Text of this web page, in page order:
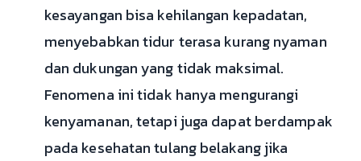
kesayangan bisa kehilangan kepadatan,
menyebabkan tidur terasa kurang nyaman
dan dukungan yang tidak maksimal.
Fenomena ini tidak hanya mengurangi
kenyamanan, tetapi juga dapat berdampak
pada kesehatan tulang belakang jika